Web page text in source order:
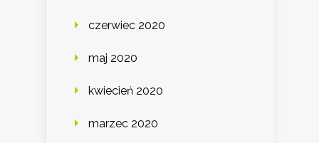
czerwiec 2020
maj 2020
kwiecień 2020
marzec 2020